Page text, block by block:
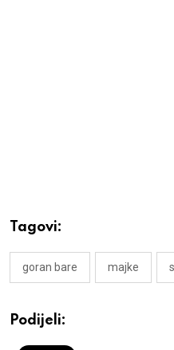
Tagovi:
goran bare majke
Podijeli: